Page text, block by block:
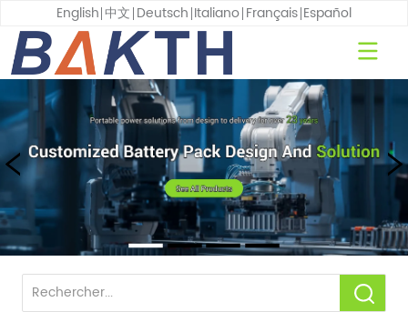
English 中文 Deutsch Italiano Français Español